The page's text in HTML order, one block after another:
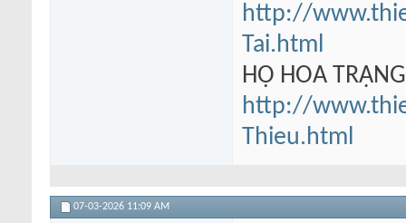
http://
Tai.html
HỘ HOA
http://
Thieu.html
07-03-2026 11:09 AM